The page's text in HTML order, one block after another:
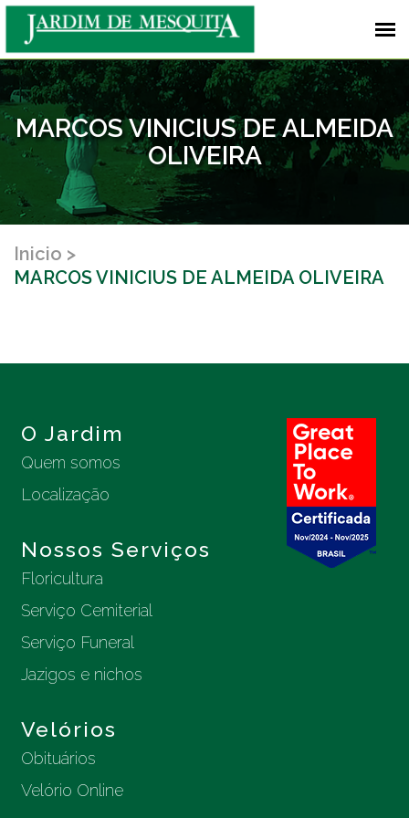
MARCOS VINICIUS DE ALMEIDA
OLIVEIRA
Inicio
MARCOS VINICIUS DE ALMEIDA OLIVEIRA
O Jardim
Quem somos
Localização
Nossos Serviços
Floricultura
Serviço Cemiterial
Serviço Funeral
Jazigos e nichos
Velórios
Obituários
Velório Online